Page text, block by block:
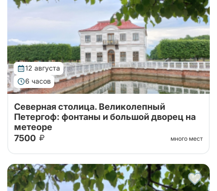
12 августа
6 часов
Петербурга в Петергоф на метеоре туда и обратно!
Поющие фонтаны с экскурсоводом, Большой
Императорский Дворец, Гроты Большого...
Северная столица. Великолепный
Петергоф: фонтаны и большой дворец на
метеоре
7500
много мест